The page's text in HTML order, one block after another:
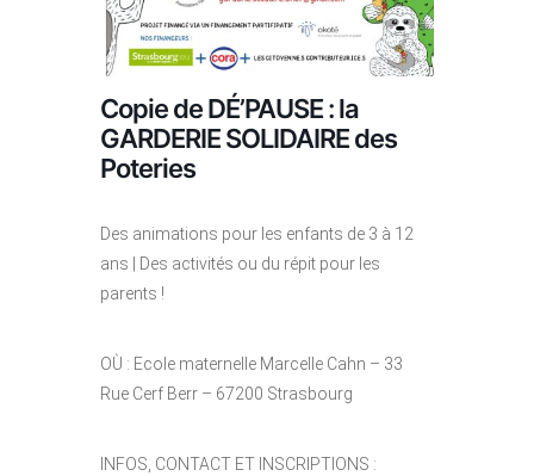
Copie de DÉ’PAUSE : la
GARDERIE SOLIDAIRE des
Poteries
Des animations pour les enfants de 3 à 12
ans | Des activités ou du répit pour les
parents !
OÙ : Ecole maternelle Marcelle Cahn – 33
Rue Cerf Berr – 67200 Strasbourg
INFOS, CONTACT ET INSCRIPTIONS :